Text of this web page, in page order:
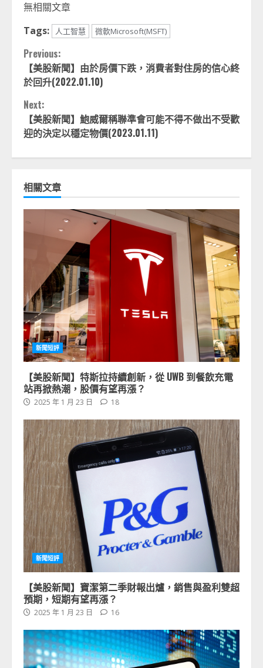
無相關文章
Tags:
人工智慧 微軟Microsoft(MSFT)
Continue
Reading
Previous:
【美股新聞】由於房價下跌，消費者對住房的信心終
於回升(2022.01.10)
Next:
【美股新聞】鮑威爾稱聯準會可能不得不做出不受歡
迎的決定以穩定物價(2023.01.11)
相關文章
新聞短評
【美股新聞】特斯拉持續創新，從 UWB 到餐飲充電
站再掀熱潮，股價有望再漲？
2025 年 1 月 23 日 18
新聞短評
【美股新聞】寶潔第二季財報出爐，銷售與盈利雙超
預期，短期有望再漲？
2025 年 1 月 23 日 16